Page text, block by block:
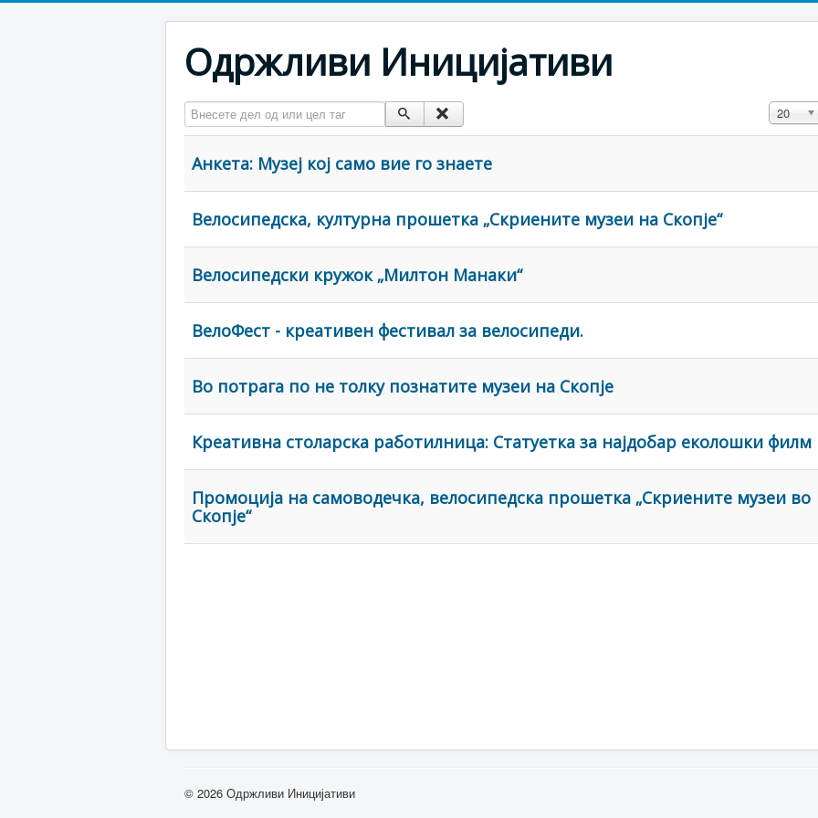
Одржливи Иницијативи
Внесете дел од или цел таг 20
Анкета: Музеј кој само вие го знаете
Велосипедска, културна прошетка „Скриените музеи на Скопје“
Велосипедски кружок „Милтон Манаки“
ВелоФест - креативен фестивал за велосипеди.
Во потрага по не толку познатите музеи на Скопје
Креативна столарска работилница: Статуетка за најдобар еколошки филм
Промоција на самоводечка, велосипедска прошетка „Скриените музеи во
Скопје“
© 2026 Одржливи Иницијативи